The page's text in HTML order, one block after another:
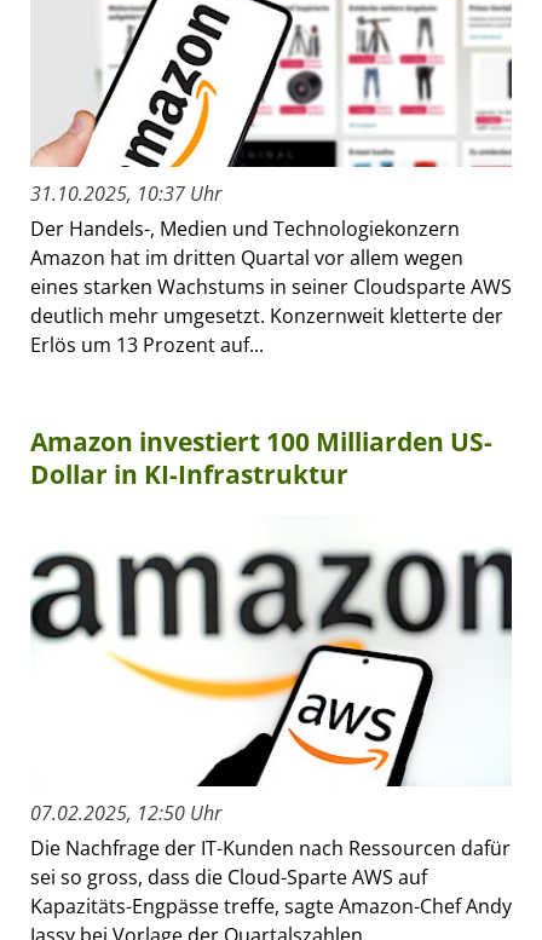
31.10.2025, 10:37 Uhr
Der Handels-, Medien und Technologiekonzern
Amazon hat im dritten Quartal vor allem wegen
eines starken Wachstums in seiner Cloudsparte AWS
deutlich mehr umgesetzt. Konzernweit kletterte der
Erlös um 13 Prozent auf...
Amazon investiert 100 Milliarden US-
Dollar in KI-Infrastruktur
07.02.2025, 12:50 Uhr
Die Nachfrage der IT-Kunden nach Ressourcen dafür
sei so gross, dass die Cloud-Sparte AWS auf
Kapazitäts-Engpässe treffe, sagte Amazon-Chef Andy